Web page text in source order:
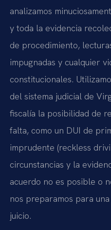
analizamos
y toda la evidencia
de procedimiento,
impugnadas y cualquier
constitucionales.
del sistema judicial de
fiscalía la posibilidad de
falta, como un DUI de
imprudente (reckless
circunstancias y la
acuerdo no es posible o
nos preparamos para
juicio.